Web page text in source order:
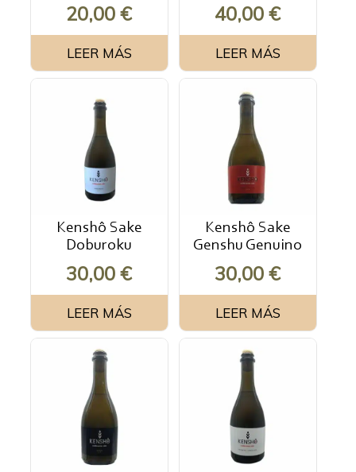
20,00€
LEER MÁS
40,00€
LEER MÁS
Kenshô Sake
Doburoku
30,00€
LEER MÁS
Kenshô Sake
Genshu Genuino
30,00€
LEER MÁS